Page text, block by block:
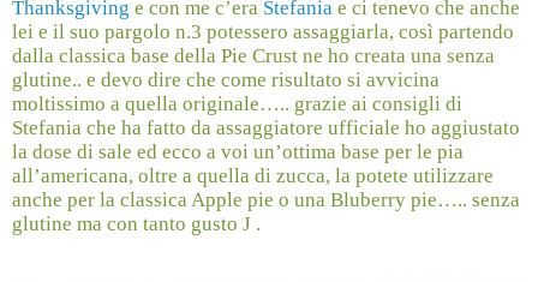
Thanksgiving e con me c’era Stefania e ci tenevo che anche
lei e il suo pargolo n.3 potessero assaggiarla, così partendo
dalla classica base della Pie Crust ne ho creata una senza
glutine.. e devo dire che come risultato si avvicina
moltissimo a quella originale….. grazie ai consigli di
Stefania che ha fatto da assaggiatore ufficiale ho aggiustato
la dose di sale ed ecco a voi un’ottima base per le pia
all’americana, oltre a quella di zucca, la potete utilizzare
anche per la classica Apple pie o una Bluberry pie….. senza
glutine ma con tanto gusto J .